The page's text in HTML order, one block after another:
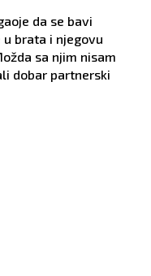
da se bavi
u brata i njegovu
sa njim nisam
dobar partnerski